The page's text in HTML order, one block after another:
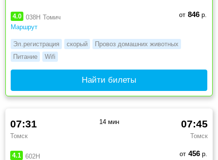
4.0 038Н Томич
Маршрут
от 846р.
Эл.регистрация скорый
Провоз домашних животных
Питание
Wifi
Найти билеты
4.1 602Н
07:31
Томск
07:45
Томск
14 мин
от 456р.